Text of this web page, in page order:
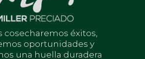
cosecharemos éxitos,
oportunidades y
una huella duradera